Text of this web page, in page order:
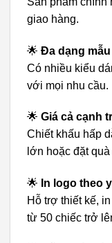
giao hàng.
🌟 Đa dạng mẫu
Có nhiều kiểu
với mọi nhu cầu.
🌟 Giá cả cạnh
Chiết khấu hấp
lớn hoặc đặt
🌟 In logo theo
Hỗ trợ thiết kế,
từ 50 chiếc trở